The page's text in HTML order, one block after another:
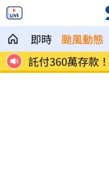
即時 颱風動態
淑
託付360萬存款
母